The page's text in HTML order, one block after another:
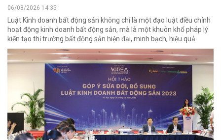
06/08/2026 14:35
Luật Kinh doanh bất động sản không chỉ là một đạo luật điều chỉnh
hoạt động kinh doanh bất động sản, mà là một khuôn khổ pháp lý
kiến tạo thị trường bất động sản hiện đại, minh bạch, hiệu quả.